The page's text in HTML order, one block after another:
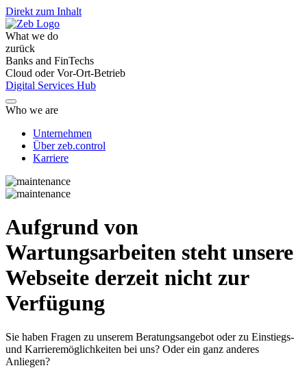
Direkt zum Inhalt
What we do
zurück
Banks and FinTechs
Cloud oder Vor-Ort-Betrieb
Digital Services Hub
Who we are
Unternehmen
Über zeb.control
Karriere
Aufgrund von
Wartungsarbeiten steht unsere
Webseite derzeit nicht zur
Verfügung
Sie haben Fragen zu unserem Beratungsangebot oder zu Einstiegs-
und Karrieremöglichkeiten bei uns? Oder ein ganz anderes
Anliegen?